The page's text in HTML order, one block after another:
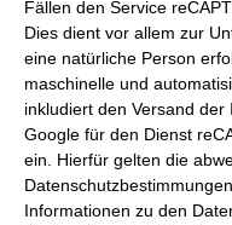
Fällen den Service
Dies dient vor allem zur
eine natürliche Person
maschinelle und
inkludiert den Versand
Google für den Dienst
ein. Hierfür gelten die
Informationen zu den